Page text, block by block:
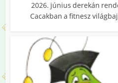
2026. június derekán
Cacakban a fitnesz